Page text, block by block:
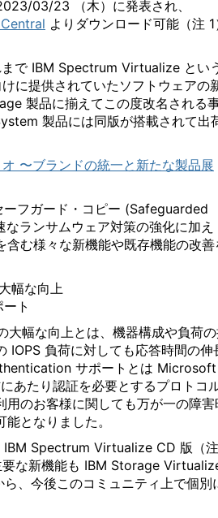
03/23 （木）に発表され、
よりダウンロード可能（注 1
で IBM Spectrum Virtualize とい
に提供されていたソフトウェアの
製品に揃えてこの度改名される
製品には同版が搭載されて出
〜ブランドの統一と新たな製品展
フガード・コピー (Safeguarded
ランサムウェア対策の強化に加え
含む様々な新機能や既存機能の改善
幅な向上
ト
大幅な向上とは、機器構成や負荷
IOPS 負荷に対しても応答時間の伸
サポートとは Microsoft
あたり認証を必要とするプロトコ
用のお客様に関しても万が一の障害
となりました。
Spectrum Virtualize CD 版（注
な新機能も IBM Storage
、今後このコミュニティ上で個別